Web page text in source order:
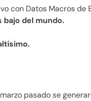
con Datos Macros de
bajo del mundo.
pasado se